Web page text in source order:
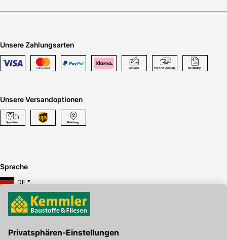
Unsere Zahlungsarten
Unsere Versandoptionen
Sprache
DE
Hier gibt's die kostenlose App